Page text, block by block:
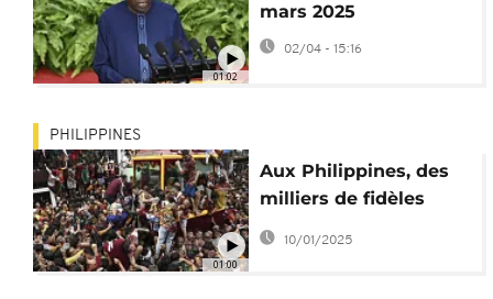
01:02
mars 2025
02/04 - 15:16
01:00
PHILIPPINES
Aux Philippines, des
milliers de fidèles
célèbrent Jésus
10/01/2025